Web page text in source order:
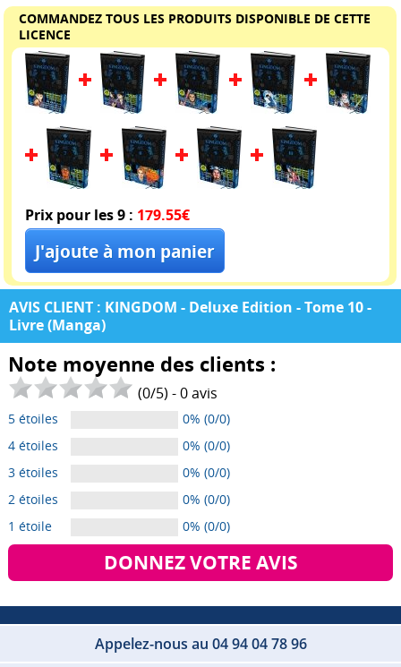
COMMANDEZ TOUS LES PRODUITS DISPONIBLE DE CETTE
LICENCE
Prix pour les 9 : 179.55€
AVIS CLIENT : KINGDOM - Deluxe Edition - Tome 10 -
Livre (Manga)
Note moyenne des clients :
(0/5) -0avis
5 étoiles
0% (0/0)
4 étoiles
0% (0/0)
3 étoiles
0% (0/0)
2 étoiles
0% (0/0)
1 étoile
0% (0/0)
DONNEZ VOTRE AVIS
Appelez-nous au 04 94 04 78 96